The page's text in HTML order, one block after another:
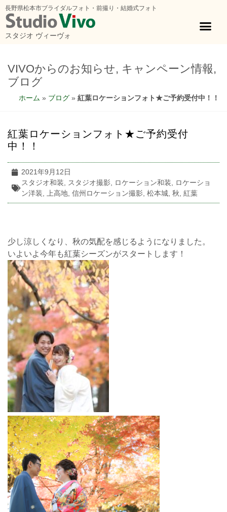
長野県松本市ブライダルフォト・前撮り・結婚式フォト
スタジオ ヴィーヴォ
VIVOからのお知らせ, キャンペーン情報,
ブログ
ホーム » ブログ » 紅葉ロケーションフォト★ご予約受付中！！
紅葉ロケーションフォト★ご予約受付
中！！
2021年9月12日
スタジオ和装
スタジオ撮影 ロケーション和装
ロケーショ
ン洋装
上高地 信州ロケーション撮影 松本城 秋 紅葉
少し涼しくなり、秋の気配を感じるようになりました。
いよいよ今年も紅葉シーズンがスタートします！